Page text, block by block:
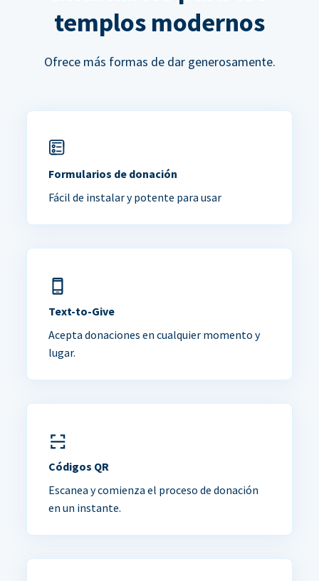
templos modernos
Ofrece más formas de dar generosamente.
Formularios de donación
Fácil de instalar y potente para usar
Text-to-Give
Acepta donaciones en cualquier momento y
lugar.
Códigos QR
Escanea y comienza el proceso de donación
en un instante.